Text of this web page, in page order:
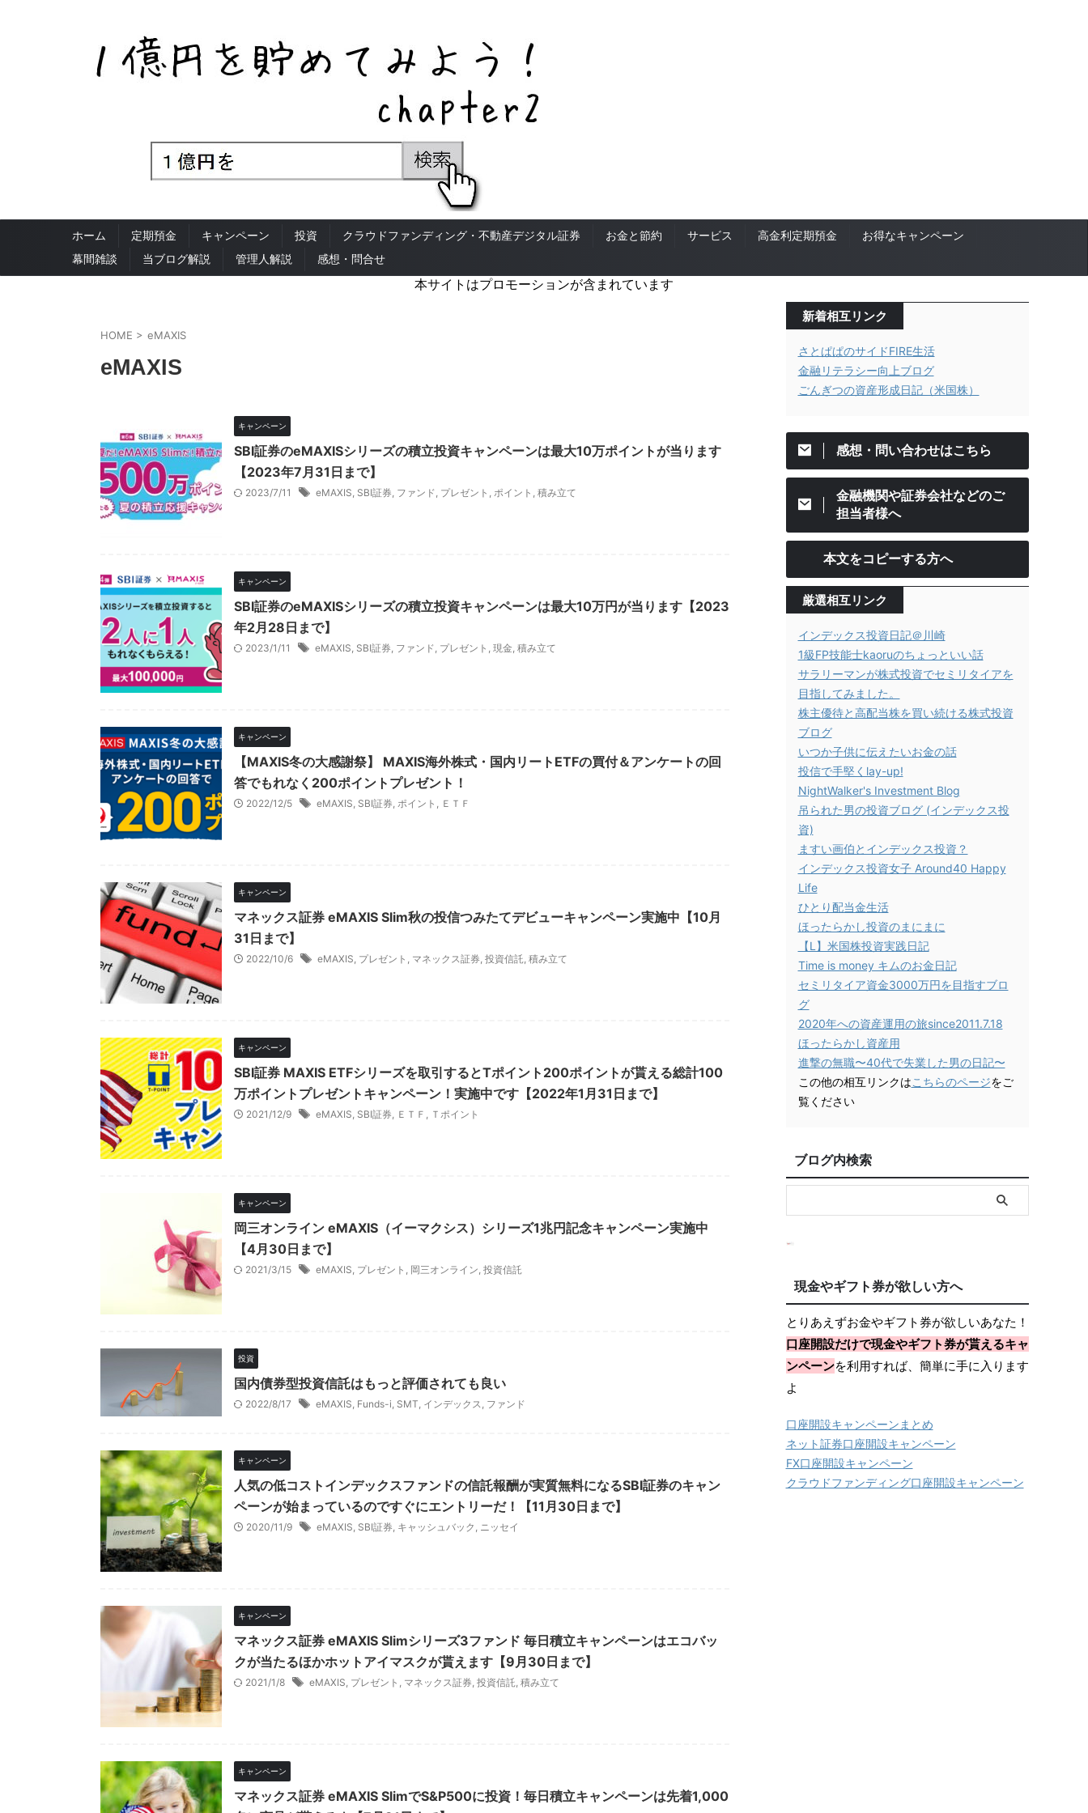
ホーム 定期預金 キャンペーン 投資 クラウドファンディング・不動産デジタル証券 お金と節約 サービス 高金利定期預金
お得なキャンペーン
幕間雑談
当ブログ解説 管理人解説 感想・問合せ
本サイトはプロモーションが含まれています
HOME > eMAXIS
eMAXIS
キャンペーン
SBI証券のeMAXISシリーズの積立投資キャンペーンは最大10万ポイントが当ります
【2023年7月31日まで】
2023/7/11 eMAXIS, SBI証券, ファンド, プレゼント , ポイント , 積み立て
キャンペーン
SBI証券のeMAXISシリーズの積立投資キャンペーンは最大10万円が当ります【2023
年2月28日まで】
2023/1/11 eMAXIS, SBI証券, ファンド, プレゼント , 現金, 積み立て
キャンペーン
【MAXIS冬の大感謝祭】 MAXIS海外株式・国内リートETFの買付＆アンケートの回
答でもれなく200ポイントプレゼント！
2022/12/5 eMAXIS, SBI証券, ポイント , ＥＴＦ
キャンペーン
マネックス証券 eMAXIS Slim秋の投信つみたてデビューキャンペーン実施中【10月
31日まで】
2022/10/6 eMAXIS, プレゼント , マネックス証券, 投資信託, 積み立て
キャンペーン
SBI証券 MAXIS ETFシリーズを取引するとTポイント200ポイントが貰える総計100
万ポイントプレゼントキャンペーン！実施中です【2022年1月31日まで】
2021/12/9 eMAXIS, SBI証券, ＥＴＦ , Ｔポイント
キャンペーン
岡三オンライン eMAXIS（イーマクシス）シリーズ1兆円記念キャンペーン実施中
【4月30日まで】
2021/3/15 eMAXIS, プレゼント , 岡三オンライン, 投資信託
投資
国内債券型投資信託はもっと評価されても良い
2022/8/17 eMAXIS, Funds-i, SMT, インデックス, ファンド
キャンペーン
人気の低コストインデックスファンドの信託報酬が実質無料になるSBI証券のキャン
ペーンが始まっているのですぐにエントリーだ！【11月30日まで】
2020/11/9 eMAXIS, SBI証券, キャッシュバック , ニッセイ
キャンペーン
マネックス証券 eMAXIS Slimシリーズ3ファンド 毎日積立キャンペーンはエコバッ
クが当たるほかホットアイマスクが貰えます【9月30日まで】
2021/1/8 eMAXIS, プレゼント , マネックス証券, 投資信託, 積み立て
キャンペーン
マネックス証券 eMAXIS SlimでS&P500に投資！毎日積立キャンペーンは先着1,000
新着相互リンク
さとぱぱのサイドFIRE生活
金融リテラシー向上ブログ
ごんぎつの資産形成日記（米国株）
感想・問い合わせはこちら
金融機関や証券会社などのご
担当者様へ
本文をコピーする方へ
厳選相互リンク
インデックス投資日記＠川崎
1級FP技能士kaoruのちょっといい話
サラリーマンが株式投資でセミリタイアを
目指してみました。
株主優待と高配当株を買い続ける株式投資
ブログ
いつか子供に伝えたいお金の話
投信で手堅くlay-up!
NightWalker's Investment Blog
吊られた男の投資ブログ (インデックス投
資)
ますい画伯とインデックス投資？
インデックス投資女子 Around40 Happy
Life
ひとり配当金生活
ほったらかし投資のまにまに
【L】米国株投資実践日記
Time is money キムのお金日記
セミリタイア資金3000万円を目指すブロ
グ
2020年への資産運用の旅since2011.7.18
ほったらかし資産用
進撃の無職〜40代で失業した男の日記〜
この他の相互リンクはこちらのページをご
覧ください
ブログ内検索
現金やギフト券が欲しい方へ
とりあえずお金やギフト券が欲しいあなた！
口座開設だけで現金やギフト券が貰えるキャ
ンペーンを利用すれば、簡単に手に入ります
よ
口座開設キャンペーンまとめ
ネット証券口座開設キャンペーン
FX口座開設キャンペーン
クラウドファンディング口座開設キャンペーン